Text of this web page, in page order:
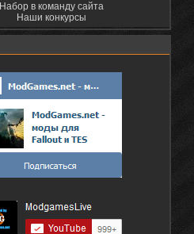
Набор в команду сайта
Наши конкурсы